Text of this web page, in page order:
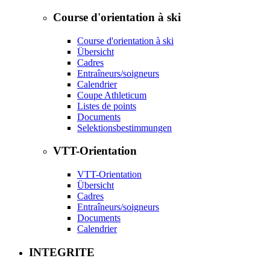
Course d'orientation à ski
Course d'orientation à ski
Übersicht
Cadres
Entraîneurs/soigneurs
Calendrier
Coupe Athleticum
Listes de points
Documents
Selektionsbestimmungen
VTT-Orientation
VTT-Orientation
Übersicht
Cadres
Entraîneurs/soigneurs
Documents
Calendrier
INTEGRITE